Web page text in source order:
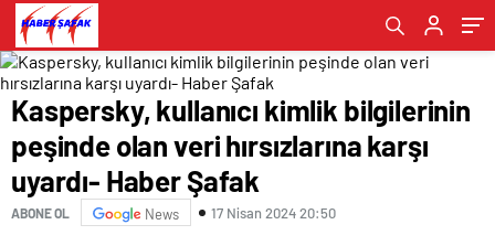
Haber Şafak
Kaspersky, kullanıcı kimlik bilgilerinin
peşinde olan veri hırsızlarına karşı
uyardı- Haber Şafak
ABONE OL News 17 Nisan 2024 20:50